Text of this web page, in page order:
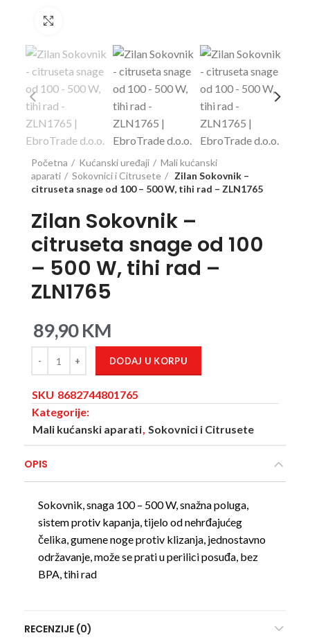
Početna Kućanski uređaji
Mali kućanski
aparati
Sokovnici i Citrusete
Zilan Sokovnik –
citruseta snage od 100 – 500 W, tihi rad – ZLN1765
Zilan Sokovnik –
citruseta snage od 100
– 500 W, tihi rad –
ZLN1765
89,90KM
DODAJ U KORPU
SKU 8682744801765
Kategorije:
Mali kućanski aparati, Sokovnici i Citrusete
OPIS
Sokovnik, snaga 100 – 500 W, snažna poluga,
sistem protiv kapanja, tijelo od nehrđajućeg
čelika, gumene noge protiv klizanja, jednostavno
održavanje, može se prati u perilici posuđa, bez
BPA, tihi rad
RECENZIJE (0)